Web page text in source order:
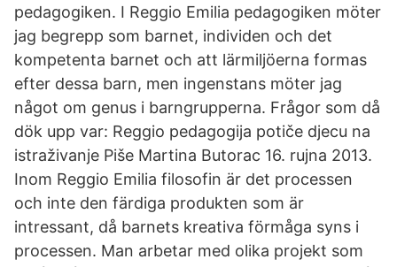
pedagogiken. I Reggio Emilia pedagogiken möter
jag begrepp som barnet, individen och det
kompetenta barnet och att lärmiljöerna formas
efter dessa barn, men ingenstans möter jag
något om genus i barngrupperna. Frågor som då
dök upp var: Reggio pedagogija potiče djecu na
istraživanje Piše Martina Butorac 16. rujna 2013.
Inom Reggio Emilia filosofin är det processen
och inte den färdiga produkten som är
intressant, då barnets kreativa förmåga syns i
processen. Man arbetar med olika projekt som